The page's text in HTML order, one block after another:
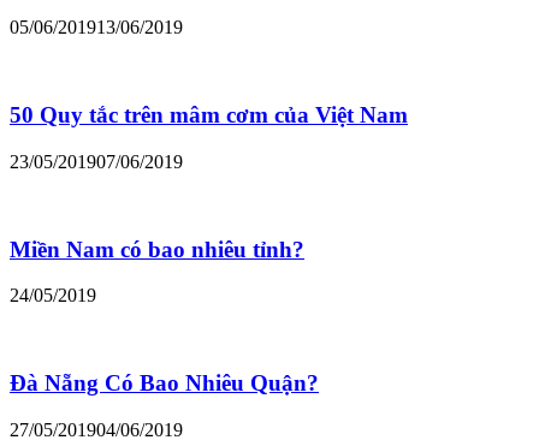
05/06/201913/06/2019
50 Quy tắc trên mâm cơm của Việt Nam
23/05/201907/06/2019
Miền Nam có bao nhiêu tỉnh?
24/05/2019
Đà Nẵng Có Bao Nhiêu Quận?
27/05/201904/06/2019